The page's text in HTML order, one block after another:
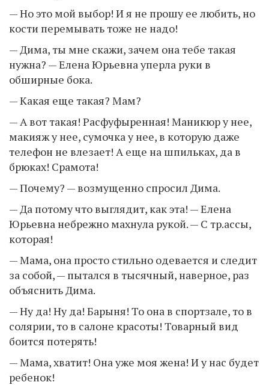
— Но это мой выбор! И я не прошу ее любить, но
кости перемывать тоже не надо!
— Дима, ты мне скажи, зачем она тебе такая
нужна? — Елена Юрьевна уперла руки в
обширные бока.
— Какая еще такая? Мам?
— А вот такая! Расфуфыренная! Маникюр у нее,
макияж у нее, сумочка у нее, в которую даже
телефон не влезает! А еще на шпильках, да в
брюках! Срамота!
— Почему? — возмущенно спросил Дима.
— Да потому что выглядит, как эта! — Елена
Юрьевна небрежно махнула рукой. — С тр.ассы,
которая!
— Мама, она просто стильно одевается и следит
за собой, — пытался в тысячный, наверное, раз
объяснить Дима.
— Ну да! Ну да! Барыня! То она в спортзале, то в
солярии, то в салоне красоты! Товарный вид
боится потерять!
— Мама, хватит! Она уже моя жена! И у нас будет
ребенок!